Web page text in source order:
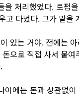
처리했었다. 로펌
고 다녔다. 그가 말을
있는 거야. 전에는
으로 직접 사서 붙
에는 돈과 상관없